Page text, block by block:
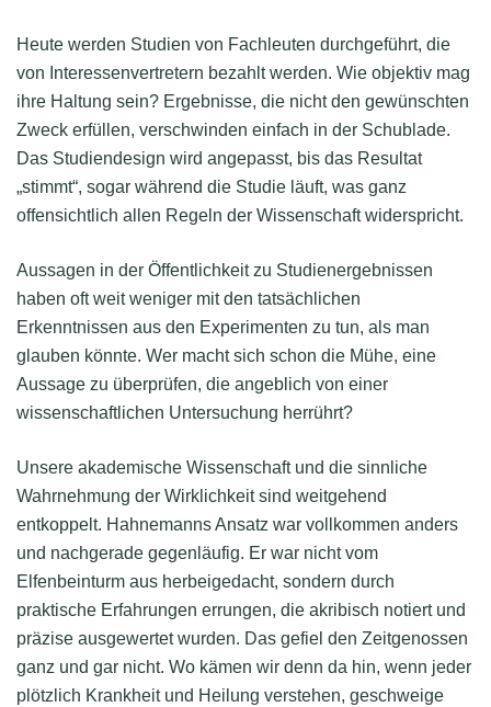
Heute werden Studien von Fachleuten durchgeführt, die
von Interessenvertretern bezahlt werden. Wie objektiv mag
ihre Haltung sein? Ergebnisse, die nicht den gewünschten
Zweck erfüllen, verschwinden einfach in der Schublade.
Das Studiendesign wird angepasst, bis das Resultat
„stimmt“, sogar während die Studie läuft, was ganz
offensichtlich allen Regeln der Wissenschaft widerspricht.
Aussagen in der Öffentlichkeit zu Studienergebnissen
haben oft weit weniger mit den tatsächlichen
Erkenntnissen aus den Experimenten zu tun, als man
glauben könnte. Wer macht sich schon die Mühe, eine
Aussage zu überprüfen, die angeblich von einer
wissenschaftlichen Untersuchung herrührt?
Unsere akademische Wissenschaft und die sinnliche
Wahrnehmung der Wirklichkeit sind weitgehend
entkoppelt. Hahnemanns Ansatz war vollkommen anders
und nachgerade gegenläufig. Er war nicht vom
Elfenbeinturm aus herbeigedacht, sondern durch
praktische Erfahrungen errungen, die akribisch notiert und
präzise ausgewertet wurden. Das gefiel den Zeitgenossen
ganz und gar nicht. Wo kämen wir denn da hin, wenn jeder
plötzlich Krankheit und Heilung verstehen, geschweige